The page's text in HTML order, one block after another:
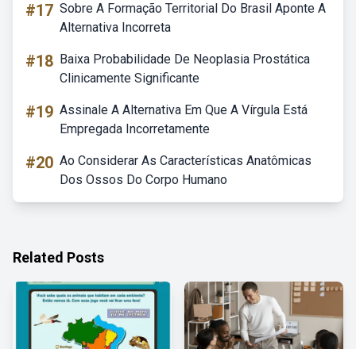
#17 Sobre A Formação Territorial Do Brasil Aponte A
Alternativa Incorreta
#18 Baixa Probabilidade De Neoplasia Prostática
Clinicamente Significante
#19 Assinale A Alternativa Em Que A Vírgula Está
Empregada Incorretamente
#20 Ao Considerar As Características Anatômicas
Dos Ossos Do Corpo Humano
Related Posts